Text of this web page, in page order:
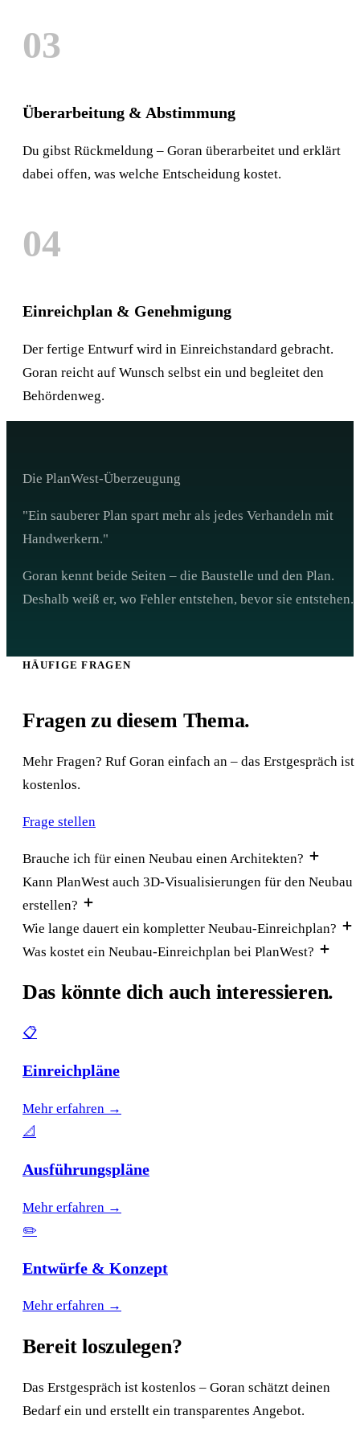
03
Überarbeitung & Abstimmung
Du gibst Rückmeldung – Goran überarbeitet und erklärt
dabei offen, was welche Entscheidung kostet.
04
Einreichplan & Genehmigung
Der fertige Entwurf wird in Einreichstandard gebracht.
Goran reicht auf Wunsch selbst ein und begleitet den
Behördenweg.
Die PlanWest-Überzeugung
"Ein sauberer Plan spart mehr als jedes Verhandeln mit
Handwerkern."
Goran kennt beide Seiten – die Baustelle und den Plan.
Deshalb weiß er, wo Fehler entstehen, bevor sie entstehen.
HÄUFIGE FRAGEN
Fragen zu diesem Thema.
Mehr Fragen? Ruf Goran einfach an – das Erstgespräch ist
kostenlos.
Frage stellen
Brauche ich für einen Neubau einen Architekten?
Kann PlanWest auch 3D-Visualisierungen für den Neubau
erstellen?
Wie lange dauert ein kompletter Neubau-Einreichplan?
Was kostet ein Neubau-Einreichplan bei PlanWest?
Das könnte dich auch interessieren.
📋
Einreichpläne
Mehr erfahren →
📐
Ausführungspläne
Mehr erfahren →
✏️
Entwürfe & Konzept
Mehr erfahren →
Bereit loszulegen?
Das Erstgespräch ist kostenlos – Goran schätzt deinen
Bedarf ein und erstellt ein transparentes Angebot.